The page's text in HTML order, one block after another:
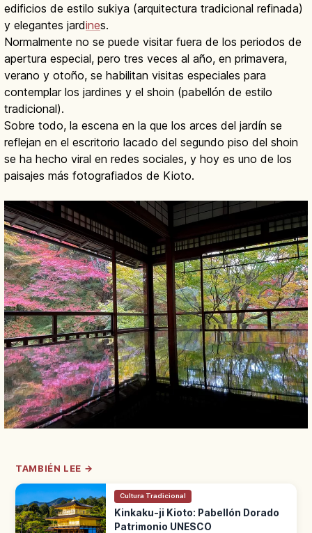
edificios de estilo sukiya (arquitectura tradicional refinada)
y elegantes jardines.
Normalmente no se puede visitar fuera de los periodos de
apertura especial, pero tres veces al año, en primavera,
verano y otoño, se habilitan visitas especiales para
contemplar los jardines y el shoin (pabellón de estilo
tradicional).
Sobre todo, la escena en la que los arces del jardín se
reflejan en el escritorio lacado del segundo piso del shoin
se ha hecho viral en redes sociales, y hoy es uno de los
paisajes más fotografiados de Kioto.
TAMBIÉN LEE →
Cultura Tradicional
Kinkaku-ji Kioto: Pabellón Dorado
Patrimonio UNESCO